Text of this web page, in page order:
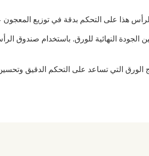
هذا على التحكم بدقة في توزيع
الجودة النهائية للورق. باستخدام
التي تساعد على التحكم الدقيق وتحسين